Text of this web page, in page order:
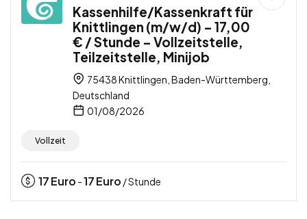
Kassenhilfe/Kassenkraft für
Knittlingen (m/w/d) – 17,00
€ / Stunde – Vollzeitstelle,
Teilzeitstelle, Minijob
75438 Knittlingen, Baden-Württemberg,
Deutschland
01/08/2026
Vollzeit
17Euro -17Euro / Stunde